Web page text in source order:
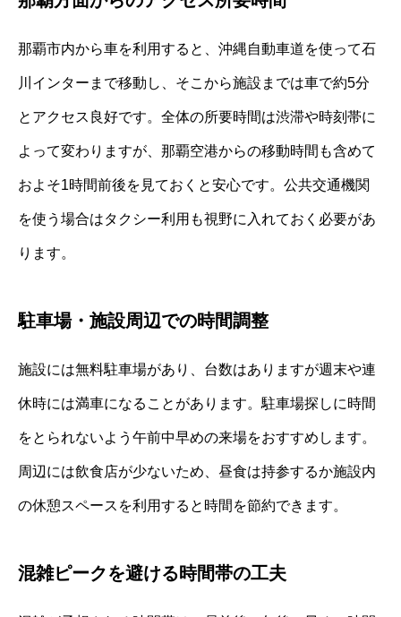
那覇市内から車を利用すると、沖縄自動車道を使って石
川インターまで移動し、そこから施設までは車で約5分
とアクセス良好です。全体の所要時間は渋滞や時刻帯に
よって変わりますが、那覇空港からの移動時間も含めて
およそ1時間前後を見ておくと安心です。公共交通機関
を使う場合はタクシー利用も視野に入れておく必要があ
ります。
駐車場・施設周辺での時間調整
施設には無料駐車場があり、台数はありますが週末や連
休時には満車になることがあります。駐車場探しに時間
をとられないよう午前中早めの来場をおすすめします。
周辺には飲食店が少ないため、昼食は持参するか施設内
の休憩スペースを利用すると時間を節約できます。
混雑ピークを避ける時間帯の工夫